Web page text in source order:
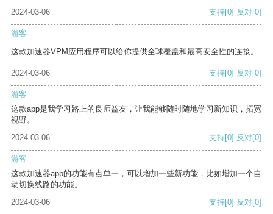
2024-03-06
支持[0] 反对[0]
游客
这款加速器VPM应用程序可以给你提供全球覆盖和最高安全性的连接。
2024-03-06 支持[0] 反对[0]
游客
这款app是我学习路上的良师益友，让我能够随时随地学习新知识，拓宽
视野。
2024-03-06
支持[0] 反对[0]
游客
这款加速器app的功能有点单一，可以增加一些新功能，比如增加一个自
动切换线路的功能。
2024-03-06
支持[0] 反对[0]